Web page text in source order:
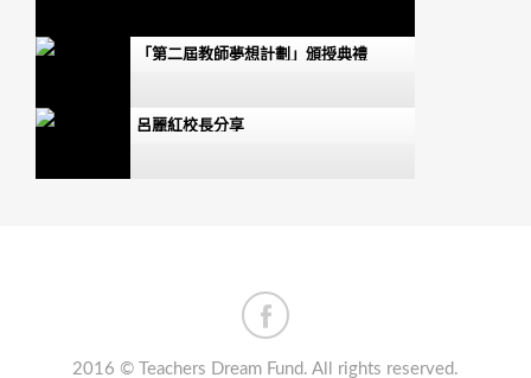
「第二屆教師夢想計劃」頒授典禮
呂麗紅校長分享
福建中學附屬學校老師分享
2016 © Teachers Dream Fund. All rights reserved.